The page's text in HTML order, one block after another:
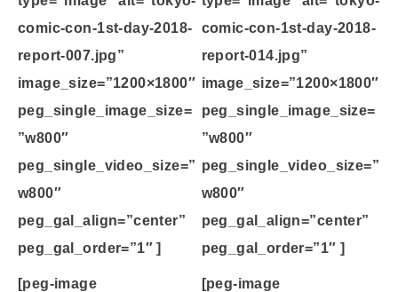
comic-con-1st-day-2018-
report-007.jpg”
image_size=”1200×1800″
peg_single_image_size=
”w800″
peg_single_video_size=”
w800″
peg_gal_align=”center”
peg_gal_order=”1″ ]
comic-con-1st-day-2018-
report-014.jpg”
image_size=”1200×1800″
peg_single_image_size=
”w800″
peg_single_video_size=”
w800″
peg_gal_align=”center”
peg_gal_order=”1″ ]
[peg-image
[peg-image